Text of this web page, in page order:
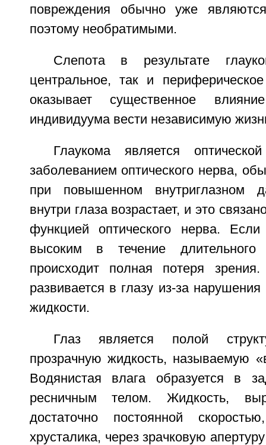
повреждения обычно уже
поэтому необратимыми.
Слепота в результате
центральное, так и
оказывает существенное
индивидуума вести независимую
Глаукома является
заболеванием оптического нерва,
при повышенном внутриглазном
внутри глаза возрастает, и это
функцией оптического нерва. Если
высоким в течение
происходит полная потеря
развивается в глазу из-за
жидкости.
Глаз является полой
прозрачную жидкость, называемую
Водянистая влага образуется в
ресничным телом. Жидкость,
достаточно постоянной
хрусталика, через зрачковую